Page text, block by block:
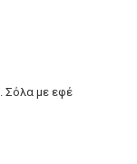
. Σόλα με εφέ